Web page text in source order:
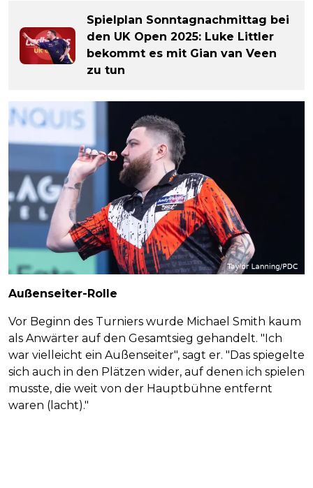
Spielplan Sonntagnachmittag bei
den UK Open 2025: Luke Littler
bekommt es mit Gian van Veen
zu tun
Außenseiter-Rolle
Vor Beginn des Turniers wurde Michael Smith kaum
als Anwärter auf den Gesamtsieg gehandelt. "Ich
war vielleicht ein Außenseiter", sagt er. "Das spiegelte
sich auch in den Plätzen wider, auf denen ich spielen
musste, die weit von der Hauptbühne entfernt
waren (lacht)."